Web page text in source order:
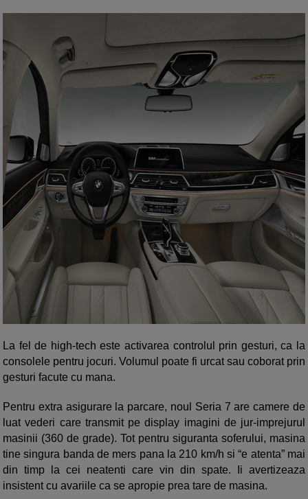
La fel de high-tech este activarea controlul prin gesturi, ca la
consolele pentru jocuri. Volumul poate fi urcat sau coborat prin
gesturi facute cu mana.
Pentru extra asigurare la parcare, noul Seria 7 are camere de
luat vederi care transmit pe display imagini de jur-imprejurul
masinii (360 de grade). Tot pentru siguranta soferului, masina
tine singura banda de mers pana la 210 km/h si “e atenta” mai
din timp la cei neatenti care vin din spate. Ii avertizeaza
insistent cu avariile ca se apropie prea tare de masina.